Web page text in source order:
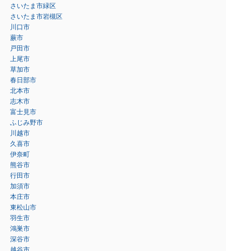
さいたま市緑区
さいたま市岩槻区
川口市
蕨市
戸田市
上尾市
草加市
春日部市
北本市
志木市
富士見市
ふじみ野市
川越市
久喜市
伊奈町
熊谷市
行田市
加須市
本庄市
東松山市
羽生市
鴻巣市
深谷市